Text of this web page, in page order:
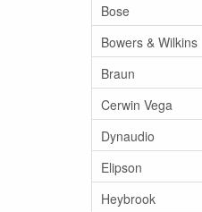
Bose
Bowers & Wilkins
Braun
Cerwin Vega
Dynaudio
Elipson
Heybrook